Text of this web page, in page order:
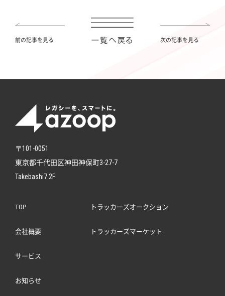
前の記事を見る 次の記事を見る
〒101-0051
東京都千代田区神田神保町3-27-7
Takebashi7 2F
TOP
会社概要
サービス
お知らせ
トラッカーズオークション
トラッカーズマーケット